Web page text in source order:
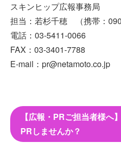
スキンヒップ広報事務局
担当：若杉千穂 （携帯：
電話：03-5411-0066
FAX：03-3401-7788
E-mail：pr@netamoto.co.jp
【広報・PRご担当者様へ
PRしませんか？